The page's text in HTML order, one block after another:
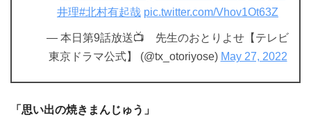
井理#北村有起哉 pic.twitter.com/Vhov1Ot63Z
— 本日第9話放送📺 先生のおとりよせ【テレビ
東京ドラマ公式】 (@tx_otoriyose) May 27, 2022
「思い出の焼きまんじゅう」